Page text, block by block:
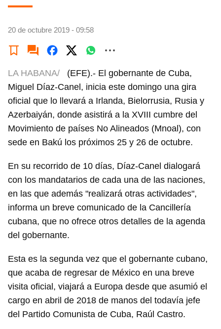
20 de octubre 2019 - 09:58
LA HABANA/
(EFE).- El gobernante de Cuba,
Miguel Díaz-Canel, inicia este domingo una gira
oficial que lo llevará a Irlanda, Bielorrusia, Rusia y
Azerbaiyán, donde asistirá a la XVIII cumbre del
Movimiento de países No Alineados (Mnoal), con
sede en Bakú los próximos 25 y 26 de octubre.
En su recorrido de 10 días, Díaz-Canel dialogará
con los mandatarios de cada una de las naciones,
en las que además "realizará otras actividades",
informa un breve comunicado de la Cancillería
cubana, que no ofrece otros detalles de la agenda
del gobernante.
Esta es la segunda vez que el gobernante cubano,
que acaba de regresar de México en una breve
visita oficial, viajará a Europa desde que asumió el
cargo en abril de 2018 de manos del todavía jefe
del Partido Comunista de Cuba, Raúl Castro.